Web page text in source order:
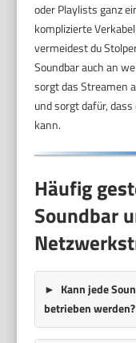
oder Playlists ganz
komplizierte
vermeidest du
Soundbar auch an
sorgt das Streamen
und sorgt dafür,
kann.
Häufig
Soundbar
Kann jede
betrieben werden?